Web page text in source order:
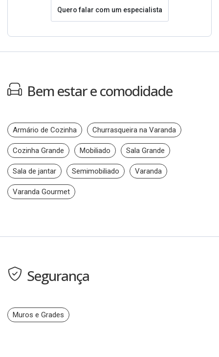
Quero falar com um especialista
Bem estar e comodidade
Armário de Cozinha Churrasqueira na Varanda
Cozinha Grande Mobiliado Sala Grande
Sala de jantar Semimobiliado Varanda
Varanda Gourmet
Segurança
Muros e Grades